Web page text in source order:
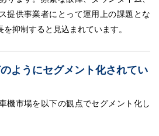
提供事業者にとって運用上の課題とな
抑制すると見込まれています。
ようにセグメント化されてい
機市場を以下の観点でセグメント化し